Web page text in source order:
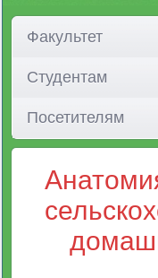
Факультет
Студентам
Посетителям